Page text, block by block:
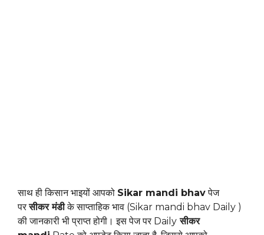
साथ ही किसान भाइयों आपको Sikar mandi bhavपेज
परसीकर मंडीके साप्ताहिक भाव (Sikar mandi bhav Daily )
की जानकारी भी प्राप्त होगी। इस पेज पर Daily सीकर